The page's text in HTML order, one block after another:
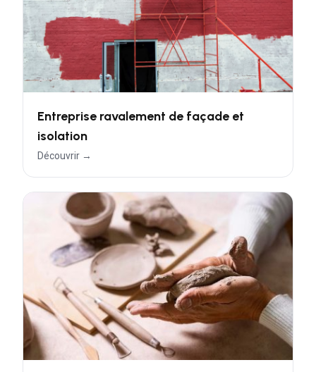
Entreprise ravalement de façade et
isolation
Découvrir →